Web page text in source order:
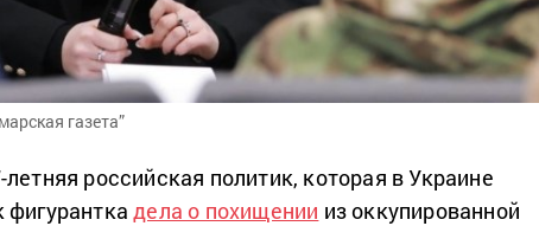
газета”
российская политик, которая в Украине
фигуранткадела о похищении из оккупированной